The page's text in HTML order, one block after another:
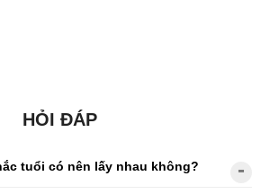
HỎI ĐÁP
tuổi có nên lấy nhau không?